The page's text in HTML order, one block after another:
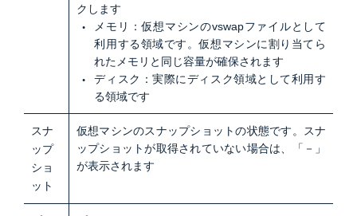
クします
メモリ：仮想マシンのvswapファイルとして
利用する領域です。仮想マシンに割り当てら
れたメモリと同じ容量が確保されます
ディスク：実際にディスク領域として利用す
る領域です
スナ
ップ
ショ
ット
仮想マシンのスナップショットの状態です。スナ
ップショットが取得されていない場合は、「－」
が表示されます